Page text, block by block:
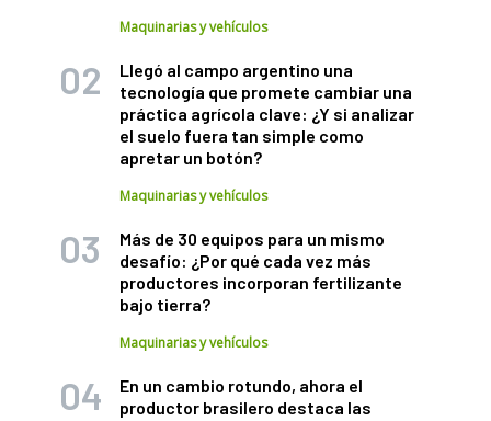
Maquinarias y vehículos
Llegó al campo argentino una
tecnología que promete cambiar una
práctica agrícola clave: ¿Y si analizar
el suelo fuera tan simple como
apretar un botón?
Maquinarias y vehículos
Más de 30 equipos para un mismo
desafío: ¿Por qué cada vez más
productores incorporan fertilizante
bajo tierra?
Maquinarias y vehículos
En un cambio rotundo, ahora el
productor brasilero destaca las